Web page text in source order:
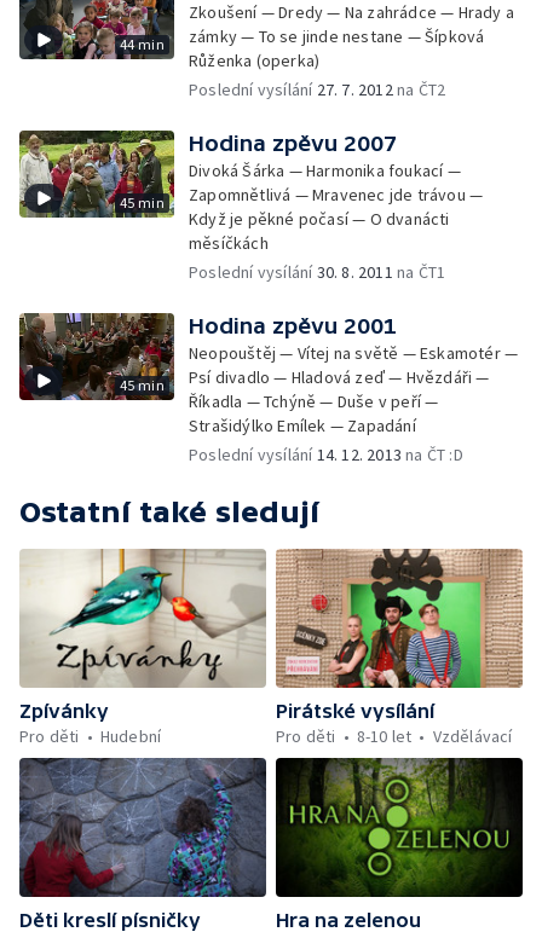
44 min
Zkoušení — Dredy — Na zahrádce — Hrady a
zámky — To se jinde nestane — Šípková
Růženka (operka)
Poslední vysílání 27. 7. 2012na ČT2
45 min
Hodina zpěvu 2007
Divoká Šárka — Harmonika foukací —
Zapomnětlivá — Mravenec jde trávou —
Když je pěkné počasí — O dvanácti
měsíčkách
Poslední vysílání30. 8. 2011 na ČT1
45 min
Hodina zpěvu 2001
Neopouštěj — Vítej na světě — Eskamotér —
Psí divadlo — Hladová zeď — Hvězdáři —
Říkadla — Tchýně — Duše v peří —
Strašidýlko Emílek — Zapadání
Poslední vysílání14. 12. 2013 na ČT :D
Ostatní také sledují
Zpívánky
Pro děti
Hudební
Pirátské vysílání
Pro děti
8-10 let Vzdělávací
Děti kreslí písničky
Hra na zelenou